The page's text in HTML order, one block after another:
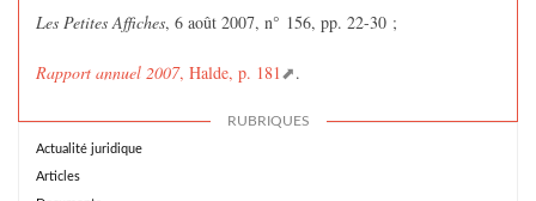
Les Petites Affiches, 6 août 2007, n° 156, pp. 22-30 ;
Rapport annuel 2007, Halde, p. 181 .
RUBRIQUES
Actualité juridique
Articles